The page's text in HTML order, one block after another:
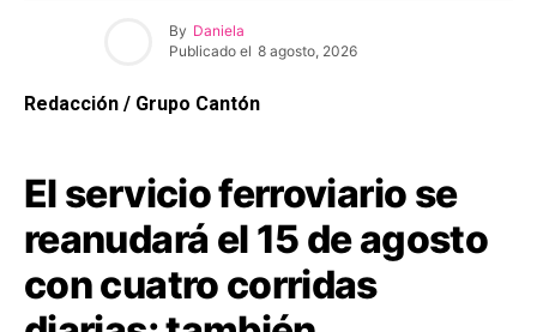
By Daniela
Publicado el 8 agosto, 2026
Redacción / Grupo Cantón
El servicio ferroviario se
reanudará el 15 de agosto
con cuatro corridas